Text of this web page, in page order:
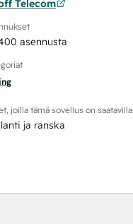
Telecom
asennusta
joilla tämä sovellus on saatavilla
ja ranska